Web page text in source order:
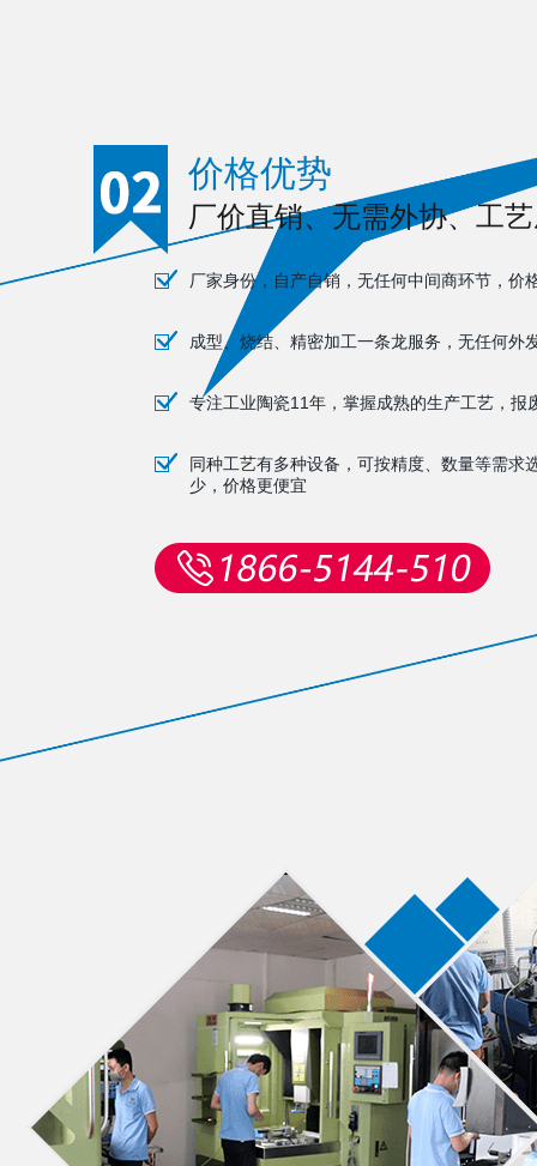
价格优势
厂价直销、无需外协、工
厂家身份，自产自销，无任何中间商环节，价
成型、烧结、精密加工一条龙服务，无任何外
专注工业陶瓷11年，掌握成熟的生产工艺，报
同种工艺有多种设备，可按精度、数量等需求
少，价格更便宜